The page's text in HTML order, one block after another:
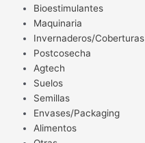
Bioestimulantes
Maquinaria
Invernaderos/Coberturas
Postcosecha
Agtech
Suelos
Semillas
Envases/Packaging
Alimentos